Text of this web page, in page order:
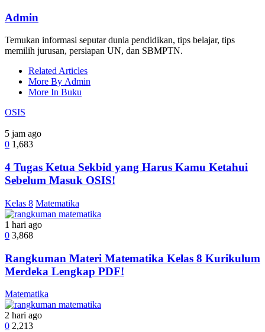
Admin
Temukan informasi seputar dunia pendidikan, tips belajar, tips
memilih jurusan, persiapan UN, dan SBMPTN.
Related Articles
More By Admin
More In Buku
OSIS
5 jam ago
0 1,683
4 Tugas Ketua Sekbid yang Harus Kamu Ketahui
Sebelum Masuk OSIS!
Kelas 8 Matematika
1 hari ago
0 3,868
Rangkuman Materi Matematika Kelas 8 Kurikulum
Merdeka Lengkap PDF!
Matematika
2 hari ago
0 2,213